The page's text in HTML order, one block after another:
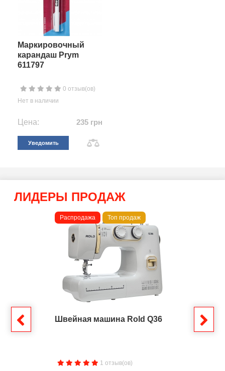
Маркировочный
карандаш Prym
611797
0 отзыв(ов)
Нет в наличии
Цена: 235 грн
Уведомить
ЛИДЕРЫ ПРОДАЖ
Распродажа Топ продаж
Швейная машина Rold Q36
1 отзыв(ов)